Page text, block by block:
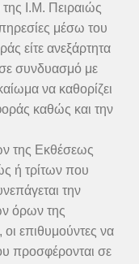
Ι.Μ. Πειραιώς
μέσω του
είτε ανεξάρτητα
συνδυασμό με
να καθορίζει
καθώς και την
της Εκθέσεως
ή τρίτων που
την
όρων της
επιθυμούντες να
προσφέρονται σε